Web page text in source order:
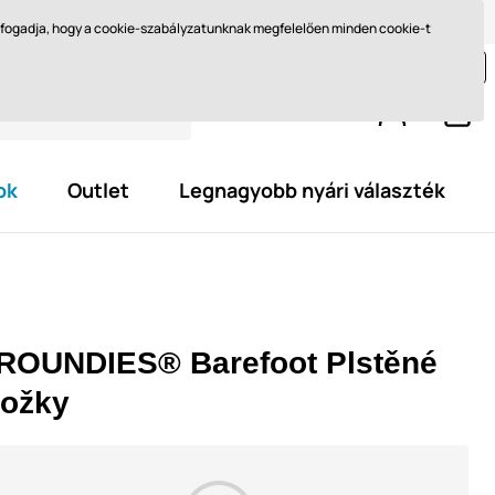
Méret kiválasztása Miért barefoot? Blog Ft - HU
Outlet Legnagyobb nyári választék
Barefoot Plstěné
hogy a cookie-szabályzatunknak megfelelően minden cookie-t